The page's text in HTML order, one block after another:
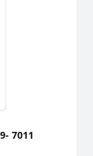
7011